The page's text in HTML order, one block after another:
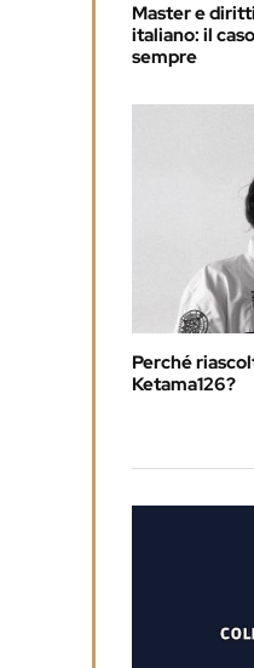
Master e
italiano: il
sempre
Perché
Ketama126?